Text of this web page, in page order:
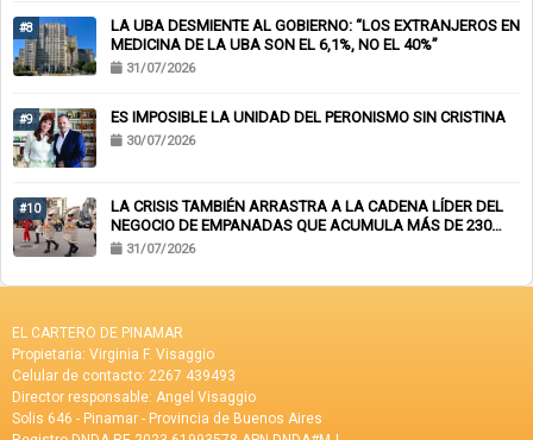
#8
LA UBA DESMIENTE AL GOBIERNO: “LOS EXTRANJEROS EN
MEDICINA DE LA UBA SON EL 6,1%, NO EL 40%”
31/07/2026
#9 ES IMPOSIBLE LA UNIDAD DEL PERONISMO SIN CRISTINA
30/07/2026
#10
LA CRISIS TAMBIÉN ARRASTRA A LA CADENA LÍDER DEL
NEGOCIO DE EMPANADAS QUE ACUMULA MÁS DE 230
CHEQUES RECHAZADOS Y PONE EN RIESGO CIENTOS DE
31/07/2026
EL CARTERO DE PINAMAR
Propietaria: Virginia F. Visaggio
Celular de contacto: 2267 439493
Director responsable: Angel Visaggio
Solis 646 - Pinamar - Provincia de Buenos Aires